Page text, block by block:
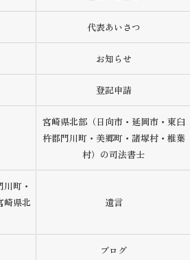
代表あいさつ
お知らせ
登記申請
宮崎県北部（日向市・延岡市・東臼
杵郡門川町・美郷町・諸塚村・椎葉
村）の司法書士
町・
崎県北
遺言
ブログ